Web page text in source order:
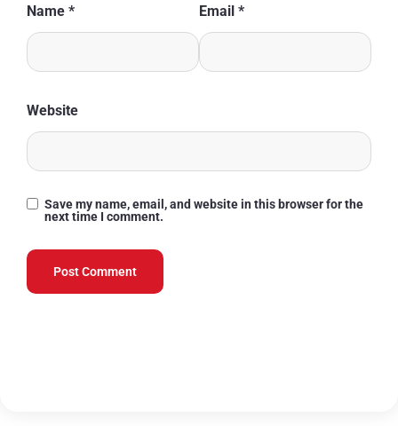
Name * Email *
Website
Save my name, email, and website in this browser for the
next time I comment.